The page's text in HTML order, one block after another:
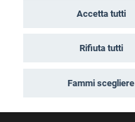
Accetta tutti
Rifiuta tutti
Fammi scegliere